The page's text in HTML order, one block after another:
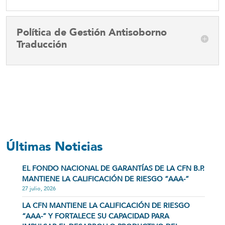
Política de Gestión Antisoborno
Traducción
Últimas Noticias
EL FONDO NACIONAL DE GARANTÍAS DE LA CFN B.P.
MANTIENE LA CALIFICACIÓN DE RIESGO “AAA-”
27 julio, 2026
LA CFN MANTIENE LA CALIFICACIÓN DE RIESGO
“AAA-” Y FORTALECE SU CAPACIDAD PARA